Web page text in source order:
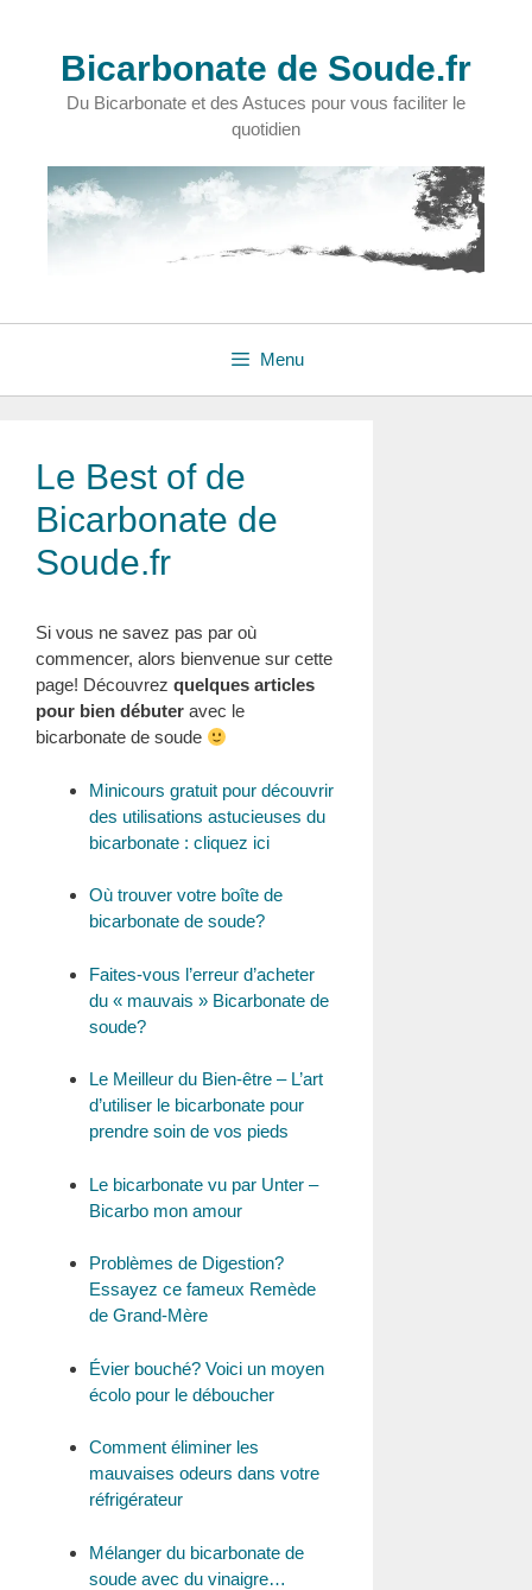
Bicarbonate de Soude.fr
Du Bicarbonate et des Astuces pour vous faciliter le
quotidien
Menu
Le Best of de
Bicarbonate de
Soude.fr
Si vous ne savez pas par où
commencer, alors bienvenue sur cette
page! Découvrez quelques articles
pour bien débuter avec le
bicarbonate de soude
Minicours gratuit pour découvrir
des utilisations astucieuses du
bicarbonate : cliquez ici
Où trouver votre boîte de
bicarbonate de soude?
Faites-vous l’erreur d’acheter
du « mauvais » Bicarbonate de
soude?
Le Meilleur du Bien-être – L’art
d’utiliser le bicarbonate pour
prendre soin de vos pieds
Le bicarbonate vu par Unter –
Bicarbo mon amour
Problèmes de Digestion?
Essayez ce fameux Remède
de Grand-Mère
Évier bouché? Voici un moyen
écolo pour le déboucher
Comment éliminer les
mauvaises odeurs dans votre
réfrigérateur
Mélanger du bicarbonate de
soude avec du vinaigre…